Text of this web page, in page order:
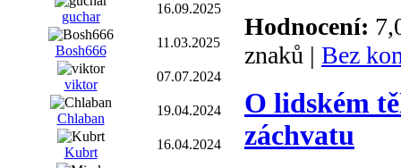
guchar
16.09.2025
Bosh666
11.03.2025
viktor
07.07.2024
Chlaban
19.04.2024
Kubrt
16.04.2024
Hodnocení:
znaků | Bez
O lidském
záchvatu